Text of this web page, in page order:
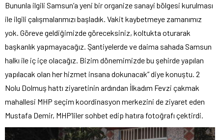
Bununla ilgili Samsun’a yeni bir organize sanayi bölgesi kurulması
ile ilgili çalışmalarımızı başladık. Vakit kaybetmeye zamanımız
yok. Göreve geldiğimizde göreceksiniz, koltukta oturarak
başkanlık yapmayacağız. Şantiyelerde ve daima sahada Samsun
halkı ile iç içe olacağız. Bizim dönemimizde bu şehirde yapılan
yapılacak olan her hizmet insana dokunacak” diye konuştu. 2
Nolu Dolmuş hattı ziyaretinin ardından İlkadım Fevzi çakmak
mahallesi MHP seçim koordinasyon merkezini de ziyaret eden
Mustafa Demir, MHP’liler sohbet edip hatıra fotoğrafı çektirdi.